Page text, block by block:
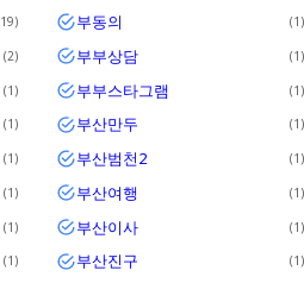
19 부동의 1
2 부부상담 1
1 부부스타그램 1
1 부산만두 1
1 부산범천2 1
1 부산여행 1
1 부산이사 1
1 부산진구 1